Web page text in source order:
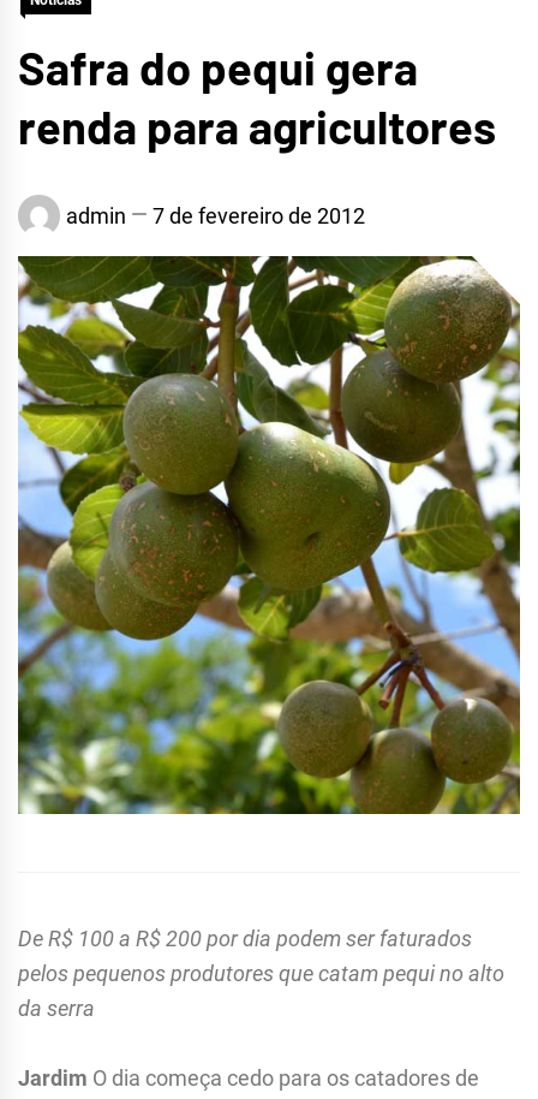
Safra do pequi gera
renda para agricultores
admin 7 de fevereiro de 2012
De R$ 100 a R$ 200 por dia podem ser faturados
pelos pequenos produtores que catam pequi no alto
da serra
Jardim O dia começa cedo para os catadores de